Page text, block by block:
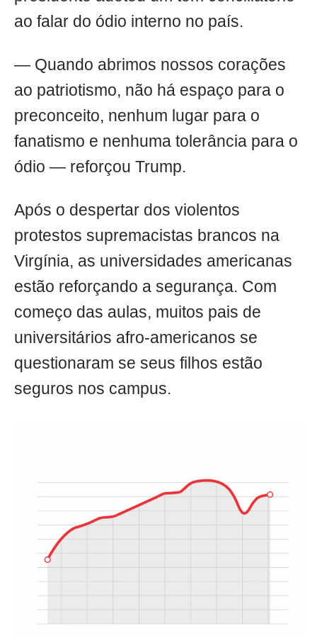
ao falar do ódio interno no país.
— Quando abrimos nossos corações
ao patriotismo, não há espaço para o
preconceito, nenhum lugar para o
fanatismo e nenhuma tolerância para o
ódio — reforçou Trump.
Após o despertar dos violentos
protestos supremacistas brancos na
Virgínia, as universidades americanas
estão reforçando a segurança. Com
começo das aulas, muitos pais de
universitários afro-americanos se
questionaram se seus filhos estão
seguros nos campus.